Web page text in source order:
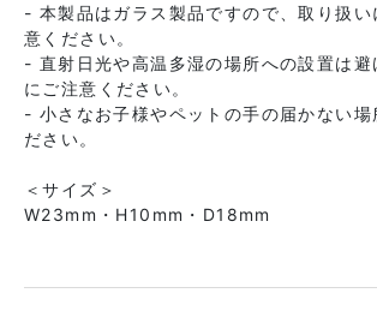
- 本製品はガラス製品ですので、取り扱い
意ください。
- 直射日光や高温多湿の場所への設置は避
にご注意ください。
- 小さなお子様やペットの手の届かない場
ださい。
＜サイズ＞
W23mm・H10mm・D18mm